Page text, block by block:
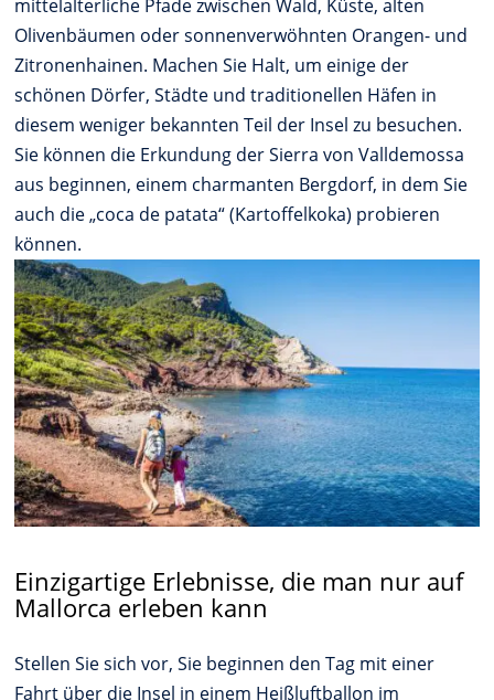
mittelalterliche Pfade zwischen Wald, Küste, alten
Olivenbäumen oder sonnenverwöhnten Orangen- und
Zitronenhainen. Machen Sie Halt, um einige der
schönen Dörfer, Städte und traditionellen Häfen in
diesem weniger bekannten Teil der Insel zu besuchen.
Sie können die Erkundung der Sierra von Valldemossa
aus beginnen, einem charmanten Bergdorf, in dem Sie
auch die „coca de patata“ (Kartoffelkoka) probieren
können.
Einzigartige Erlebnisse, die man nur auf
Mallorca erleben kann
Stellen Sie sich vor, Sie beginnen den Tag mit einer
Fahrt über die Insel in einem Heißluftballon im